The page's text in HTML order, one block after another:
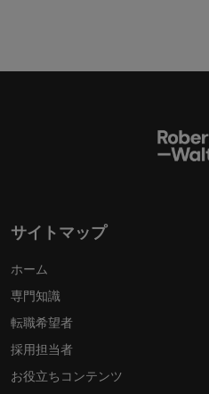
サイトマップ
ホーム
専門知識
転職希望者
採用担当者
お役立ちコンテンツ